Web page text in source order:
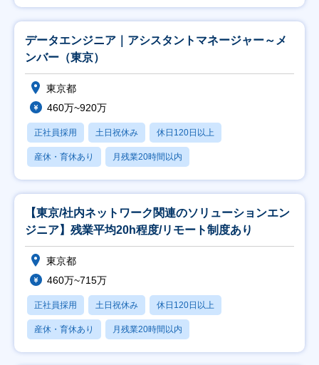
データエンジニア｜アシスタントマネージャー～メ
ンバー（東京）
東京都
460万~920万
正社員採用 土日祝休み 休日120日以上
産休・育休あり 月残業20時間以内
【東京/社内ネットワーク関連のソリューションエン
ジニア】残業平均20h程度/リモート制度あり
東京都
460万~715万
正社員採用 土日祝休み 休日120日以上
産休・育休あり 月残業20時間以内